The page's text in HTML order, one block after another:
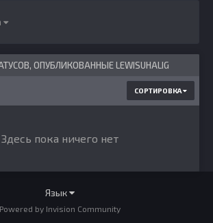
ОПУБЛИКОВАННЫЕ LEWISUHALIG
СОРТИРОВКА
Здесь пока ничего нет
Язык
Powered by Invision Community